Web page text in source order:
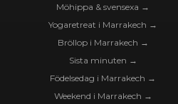
Möhippa & svensexa →
Yogaretreat i Marrakech →
Bröllop i Marrakech →
Sista minuten →
Födelsedag i Marrakech →
Weekend i Marrakech →